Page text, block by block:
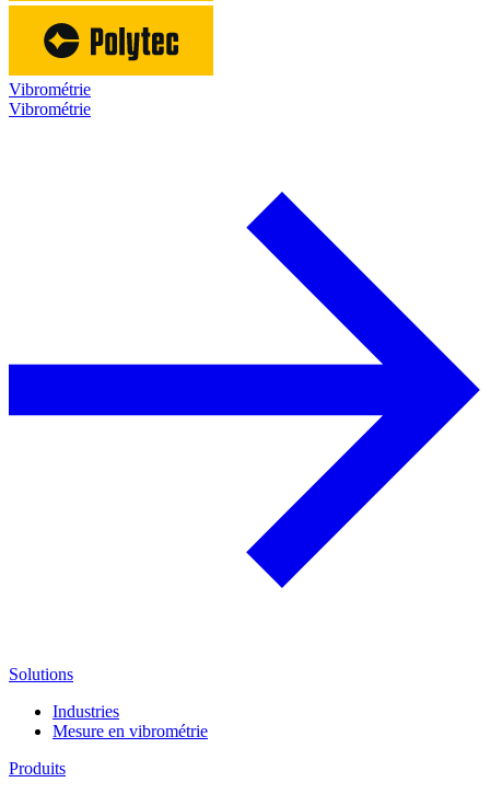
Vibrométrie
Vibrométrie
Solutions
Industries
Mesure en vibrométrie
Produits